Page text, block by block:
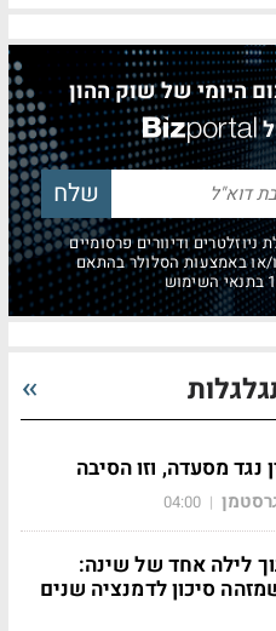
היומי של שוק ההון
ודיוורים פרסומיים
או באמצעות הסלולר בהתאם
נגד מסעדה, וזו הסיבה
|
04:00
לילה אחד של שינה:
סיכון לדמנציה שנים